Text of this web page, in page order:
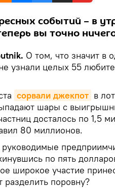
событий – в
вы точно
О том, что значит в
узнали целых 55
сорвали джекпот в
шары с
досталось по 1,5
80 миллионов.
по пять
широкое участие
поровну?